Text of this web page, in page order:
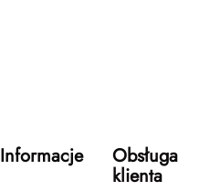
Informacje Obsługa
klienta